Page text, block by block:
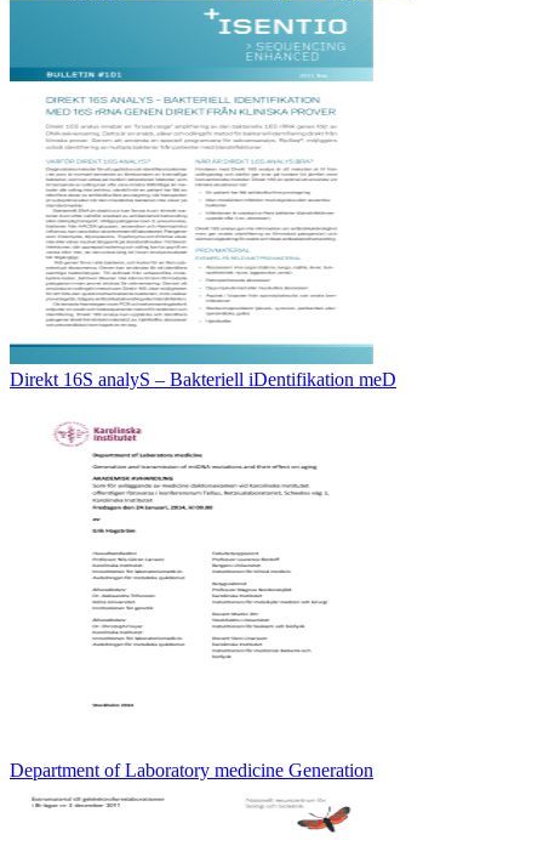
Direkt 16S analyS – Bakteriell iDentifikation meD
Department of Laboratory medicine Generation